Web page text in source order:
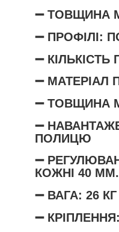
➖ ТОВЩИНА
➖ ПРОФІЛІ:
➖
➖
➖ ТОВЩИНА
➖
ПОЛИЦЮ
➖
КОЖНІ 40 ММ.
➖ ВАГА: 26 КГ
➖